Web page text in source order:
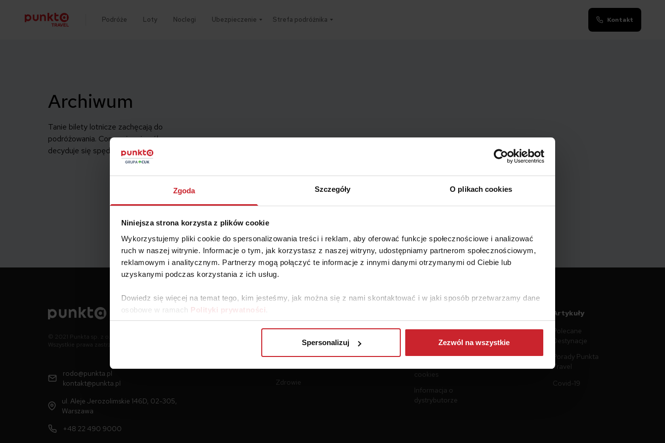
Zgoda Szczegóły O plikach cookies
Niniejsza strona korzysta z plików cookie
Wykorzystujemy pliki cookie do spersonalizowania treści i reklam, aby oferować funkcje społecznościowe i analizować
ruch w naszej witrynie. Informacje o tym, jak korzystasz z naszej witryny, udostępniamy partnerom społecznościowym,
reklamowym i analitycznym. Partnerzy mogą połączyć te informacje z innymi danymi otrzymanymi od Ciebie lub
uzyskanymi podczas korzystania z ich usług.
Dowiedz się więcej na temat tego, kim jesteśmy, jak można się z nami skontaktować i w jaki sposób przetwarzamy dane
osobowe w ramach Polityki prywatności
Spersonalizuj Zezwól na wszystkie
Podróże Loty Noclegi Ubezpieczenie Strefa podróżnika Kontakt
Archiwum
Tanie bilety lotnicze zachęcają do
podróżowania. Coraz więcej osób
decyduje się spędzać weekendy […]
© 2021 Punkta sp. z o.o.
Wszystkie prawa zastrzeżone
rodo@punkta.pl
kontakt@punkta.pl
ul. Aleje Jerozolimskie 146D, 02-305,
Warszawa
+48 22 490 9000
Samochód
Zdrowie
Regulamin
cookies
Informacja o
dystrybutorze
Artykuły
Polecane
Destynacje
Porady Punkta
Travel
Covid-19